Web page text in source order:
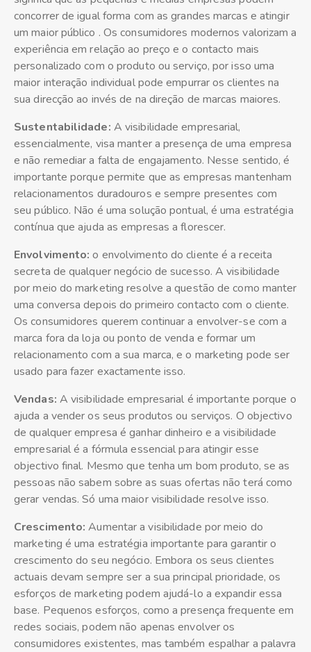
concorrer de igual forma com as grandes marcas e atingir
um maior público . Os consumidores modernos valorizam a
experiência em relação ao preço e o contacto mais
personalizado com o produto ou serviço, por isso uma
maior interação individual pode empurrar os clientes na
sua direcção ao invés de na direção de marcas maiores.
Sustentabilidade: A visibilidade empresarial,
essencialmente, visa manter a presença de uma empresa
e não remediar a falta de engajamento. Nesse sentido, é
importante porque permite que as empresas mantenham
relacionamentos duradouros e sempre presentes com
seu público. Não é uma solução pontual, é uma estratégia
contínua que ajuda as empresas a florescer.
Envolvimento: o envolvimento do cliente é a receita
secreta de qualquer negócio de sucesso. A visibilidade
por meio do marketing resolve a questão de como manter
uma conversa depois do primeiro contacto com o cliente.
Os consumidores querem continuar a envolver-se com a
marca fora da loja ou ponto de venda e formar um
relacionamento com a sua marca, e o marketing pode ser
usado para fazer exactamente isso.
Vendas: A visibilidade empresarial é importante porque o
ajuda a vender os seus produtos ou serviços. O objectivo
de qualquer empresa é ganhar dinheiro e a visibilidade
empresarial é a fórmula essencial para atingir esse
objectivo final. Mesmo que tenha um bom produto, se as
pessoas não sabem sobre as suas ofertas não terá como
gerar vendas. Só uma maior visibilidade resolve isso.
Crescimento: Aumentar a visibilidade por meio do
marketing é uma estratégia importante para garantir o
crescimento do seu negócio. Embora os seus clientes
actuais devam sempre ser a sua principal prioridade, os
esforços de marketing podem ajudá-lo a expandir essa
base. Pequenos esforços, como a presença frequente em
redes sociais, podem não apenas envolver os
consumidores existentes, mas também espalhar a palavra